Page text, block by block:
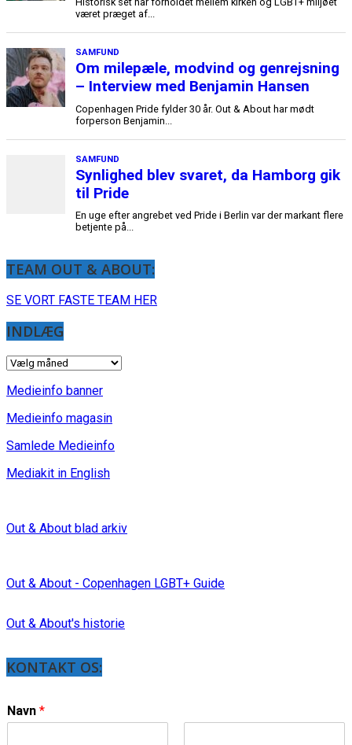
TEAM OUT & ABOUT:
SE VORT FASTE TEAM HER
INDLÆG
INDLÆG
Medieinfo banner
Medieinfo magasin
Samlede Medieinfo
Mediakit in English
Out & About blad arkiv
Out & About - Copenhagen LGBT+ Guide
Out & About's historie
KONTAKT OS:
Navn *